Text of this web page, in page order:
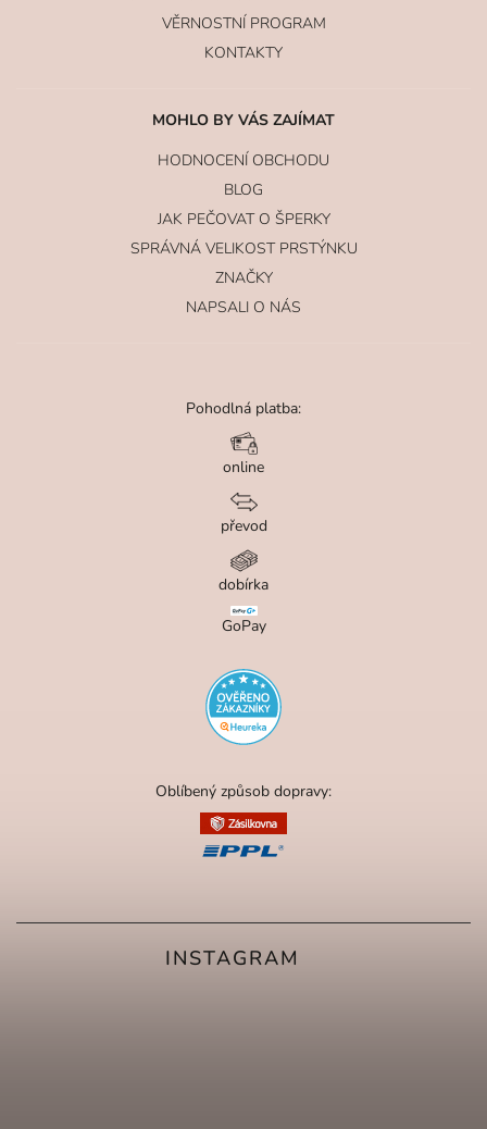
VĚRNOSTNÍ PROGRAM
KONTAKTY
INSTAGRAM
MOHLO BY VÁS ZAJÍMAT
HODNOCENÍ OBCHODU
BLOG
JAK PEČOVAT O ŠPERKY
SPRÁVNÁ VELIKOST PRSTÝNKU
ZNAČKY
NAPSALI O NÁS
Pohodlná platba:
online
převod
dobírka
GoPay
Oblíbený způsob dopravy: